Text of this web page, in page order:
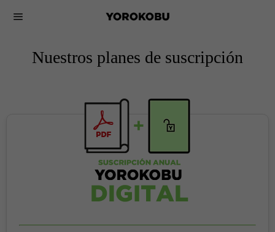
Nuestros planes de suscripción